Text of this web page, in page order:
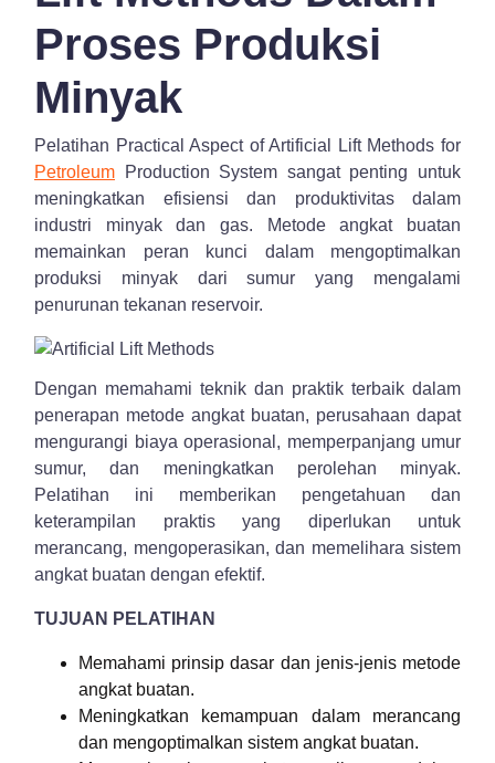
Proses Produksi
Minyak
Pelatihan Practical Aspect of Artificial Lift Methods for
Petroleum Production System sangat penting untuk
meningkatkan efisiensi dan produktivitas dalam
industri minyak dan gas. Metode angkat buatan
memainkan peran kunci dalam mengoptimalkan
produksi minyak dari sumur yang mengalami
penurunan tekanan reservoir.
Dengan memahami teknik dan praktik terbaik dalam
penerapan metode angkat buatan, perusahaan dapat
mengurangi biaya operasional, memperpanjang umur
sumur, dan meningkatkan perolehan minyak.
Pelatihan ini memberikan pengetahuan dan
keterampilan praktis yang diperlukan untuk
merancang, mengoperasikan, dan memelihara sistem
angkat buatan dengan efektif.
TUJUAN PELATIHAN
Memahami prinsip dasar dan jenis-jenis metode
angkat buatan.
Meningkatkan kemampuan dalam merancang
dan mengoptimalkan sistem angkat buatan.